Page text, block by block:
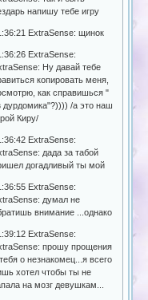
напишу тебе игру
ExtrаSense: щинок
ExtraSense:
Ну давай тебе
копировать меня,
как справишься "
дурдомика"?)))) /а это наш
Киру/
ExtrаSense:
дада за табой
догадливый ты мой
ExtrаSense:
думал не
внимание ...однако
ExtrаSense:
прошу прощения
о незнакомец...я всего
хотел чтобы ты не
на мозг девушкам...